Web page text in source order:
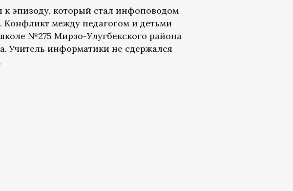
к эпизоду, который стал инфоповодом
Конфликт между педагогом и детьми
№275 Мирзо-Улугбекского района
Учитель информатики не сдержался